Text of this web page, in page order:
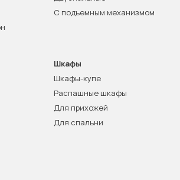
С подъемным механизмом
Шкафы
Шкафы-купе
Распашные шкафы
Для прихожей
Для спальни